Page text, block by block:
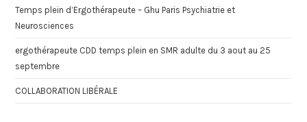
Temps plein d’Ergothérapeute – Ghu Paris Psychiatrie et
Neurosciences
ergothérapeute CDD temps plein en SMR adulte du 3 aout au 25
septembre
COLLABORATION LIBÉRALE